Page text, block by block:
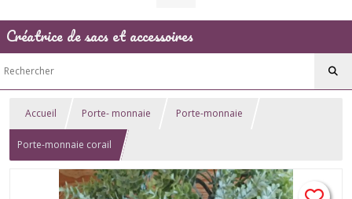
Créatrice de sacs et accessoires
Accueil Porte- monnaie Porte-monnaie
Porte-monnaie corail